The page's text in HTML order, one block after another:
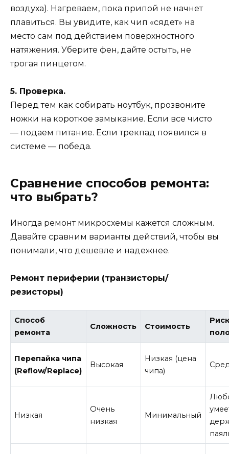
воздуха). Нагреваем, пока припой не начнет
плавиться. Вы увидите, как чип «сядет» на
место сам под действием поверхностного
натяжения. Уберите фен, дайте остыть, не
трогая пинцетом.
5. Проверка.
Перед тем как собирать ноутбук, прозвоните
ножки на короткое замыкание. Если все чисто
— подаем питание. Если трекпад появился в
системе — победа.
Сравнение способов ремонта:
что выбрать?
Иногда ремонт микросхемы кажется сложным.
Давайте сравним варианты действий, чтобы вы
понимали, что дешевле и надежнее.
Ремонт периферии (транзисторы/
резисторы)
Способ
ремонта
Сложность Стоимость
Перепайка чипа
(Reflow/Replace)
Высокая
Низкая (цена
чипа)
Низкая
Очень
низкая
Минимальный